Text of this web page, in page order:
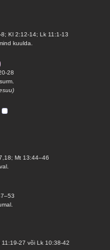
Kl 2:12-14; Lk 11:1-13
kuulda.
28
Mt 13:44–46
27 või Lk 10:38-42